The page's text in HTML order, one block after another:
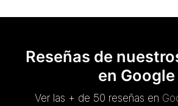
Reseñas de
en Google
Ver las + de 50 reseñas en